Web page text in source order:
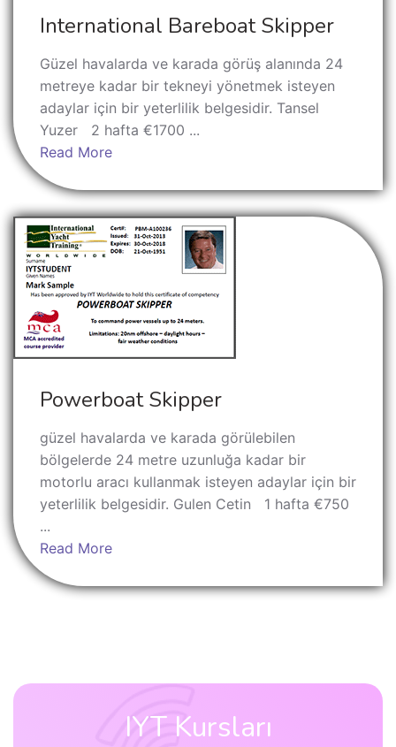
International Bareboat Skipper
Güzel havalarda ve karada görüş alanında 24
metreye kadar bir tekneyi yönetmek isteyen
adaylar için bir yeterlilik belgesidir. Tansel
Yuzer 2 hafta €1700 ...
Read More
Powerboat Skipper
güzel havalarda ve karada görülebilen
bölgelerde 24 metre uzunluğa kadar bir
motorlu aracı kullanmak isteyen adaylar için bir
yeterlilik belgesidir. Gulen Cetin 1 hafta €750
...
Read More
IYT Kursları